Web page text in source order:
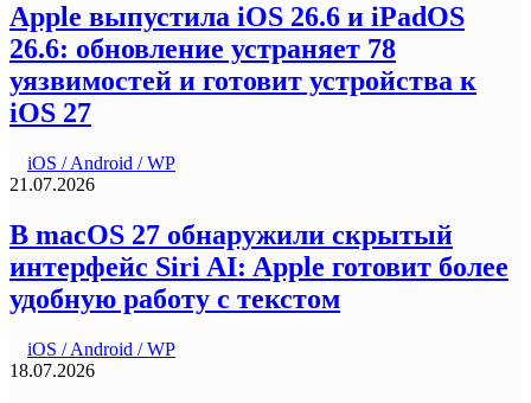
Apple выпустила iOS 26.6 и iPadOS
26.6: обновление устраняет 78
уязвимостей и готовит устройства к
iOS 27
iOS / Android / WP
21.07.2026
В macOS 27 обнаружили скрытый
интерфейс Siri AI: Apple готовит более
удобную работу с текстом
iOS / Android / WP
18.07.2026